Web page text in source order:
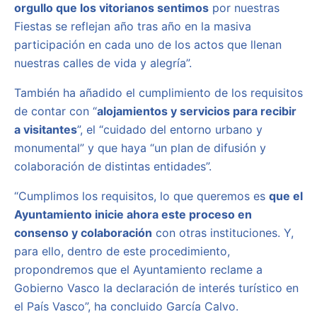
orgullo que los vitorianos sentimos por nuestras
Fiestas se reflejan año tras año en la masiva
participación en cada uno de los actos que llenan
nuestras calles de vida y alegría”.
También ha añadido el cumplimiento de los requisitos
de contar con “alojamientos y servicios para recibir
a visitantes”, el “cuidado del entorno urbano y
monumental” y que haya “un plan de difusión y
colaboración de distintas entidades”.
“Cumplimos los requisitos, lo que queremos es que el
Ayuntamiento inicie ahora este proceso en
consenso y colaboración con otras instituciones. Y,
para ello, dentro de este procedimiento,
propondremos que el Ayuntamiento reclame a
Gobierno Vasco la declaración de interés turístico en
el País Vasco”, ha concluido García Calvo.